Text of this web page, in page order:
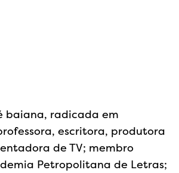
baiana, radicada em
escritora, produtora
de TV; membro
Petropolitana de Letras;